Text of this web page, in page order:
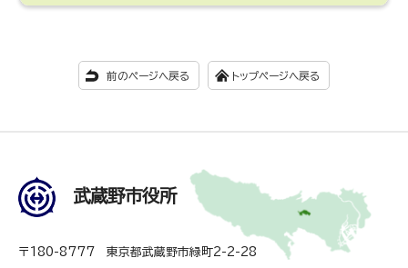
前のページへ戻る トップページへ戻る
武蔵野市役所
〒180-8777 東京都武蔵野市緑町2-2-28